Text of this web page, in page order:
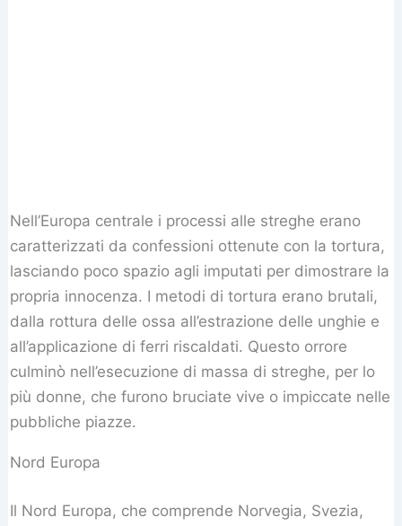
Nell’Europa centrale i processi alle streghe erano
caratterizzati da confessioni ottenute con la tortura,
lasciando poco spazio agli imputati per dimostrare la
propria innocenza. I metodi di tortura erano brutali,
dalla rottura delle ossa all’estrazione delle unghie e
all’applicazione di ferri riscaldati. Questo orrore
culminò nell’esecuzione di massa di streghe, per lo
più donne, che furono bruciate vive o impiccate nelle
pubbliche piazze.
Nord Europa
Il Nord Europa, che comprende Norvegia, Svezia,